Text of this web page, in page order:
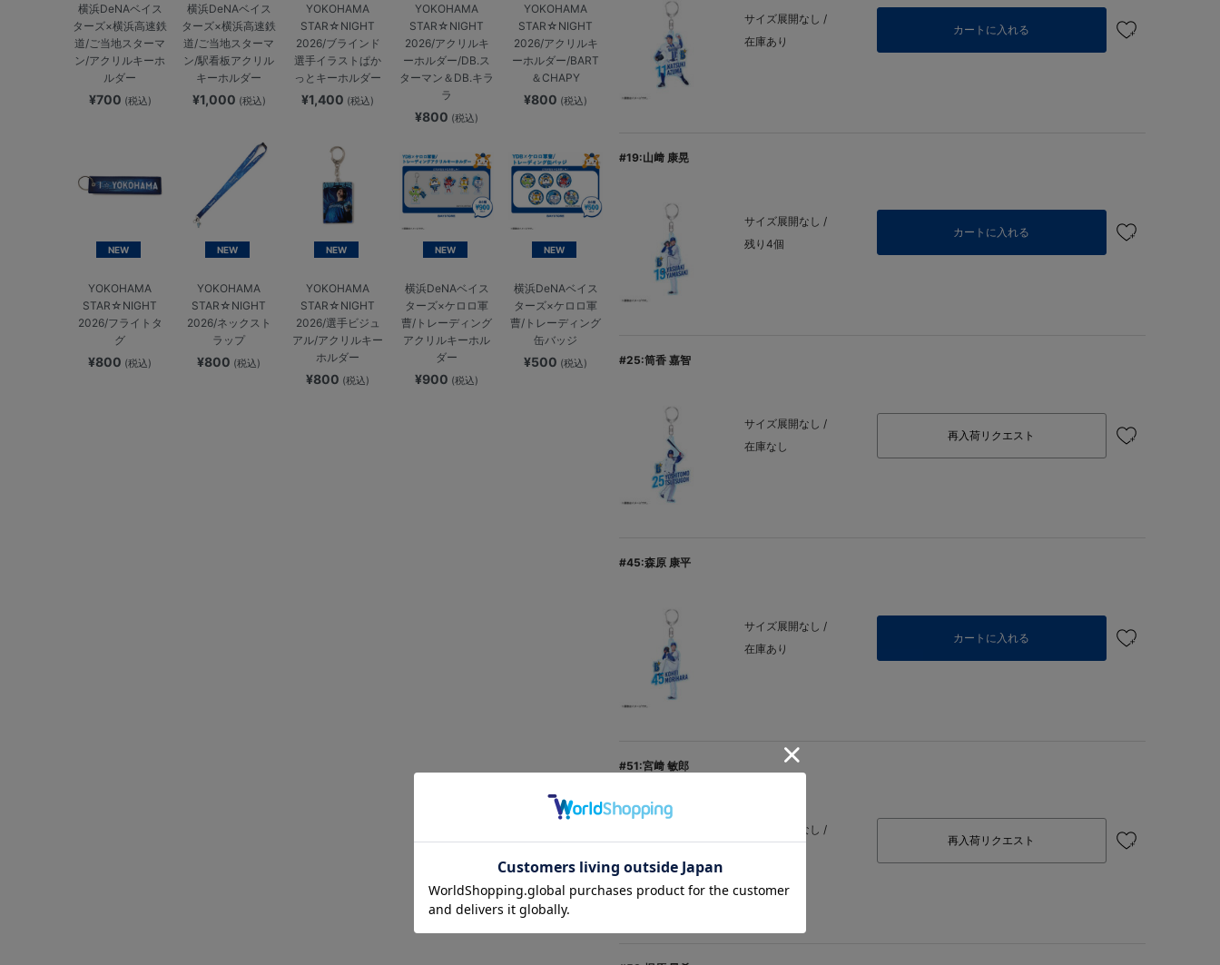
横浜DeNAベイス
ターズ×横浜高速鉄
道/ご当地スターマ
ン/アクリルキーホ
ルダー
¥700 (税込)
横浜DeNAベイス
ターズ×横浜高速鉄
道/ご当地スターマ
ン/駅看板アクリル
キーホルダー
¥1,000 (税込)
YOKOHAMA
STAR☆NIGHT
2026/ブラインド
選手イラストぱか
っとキーホルダー
¥1,400 (税込)
YOKOHAMA
STAR☆NIGHT
2026/アクリルキ
ーホルダー/DB.ス
ターマン＆DB.キラ
ラ
¥800 (税込)
YOKOHAMA
STAR☆NIGHT
2026/アクリルキ
ーホルダー/BART
＆CHAPY
¥800 (税込)
NEW
YOKOHAMA
STAR☆NIGHT
2026/フライトタ
グ
¥800 (税込)
NEW
YOKOHAMA
STAR☆NIGHT
2026/ネックスト
ラップ
¥800 (税込)
NEW
YOKOHAMA
STAR☆NIGHT
2026/選手ビジュ
アル/アクリルキー
ホルダー
¥800 (税込)
NEW
横浜DeNAベイス
ターズ×ケロロ軍
曹/トレーディング
アクリルキーホル
ダー
¥900 (税込)
NEW
横浜DeNAベイス
ターズ×ケロロ軍
曹/トレーディング
缶バッジ
¥500 (税込)
サイズ展開なし /
在庫あり
カートに入れる
#19:山﨑 康晃
サイズ展開なし /
残り4個
カートに入れる
#25:筒香 嘉智
サイズ展開なし /
在庫なし
再入荷リクエスト
#45:森原 康平
サイズ展開なし /
在庫あり
カートに入れる
#51:宮﨑 敏郎
サイズ展開なし /
再入荷リクエスト